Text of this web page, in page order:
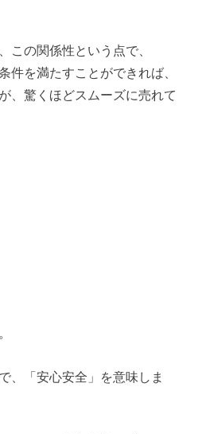
この関係性という点で、
件を満たすことができれば、
、驚くほどスムーズに売れて
、「安心安全」を意味しま